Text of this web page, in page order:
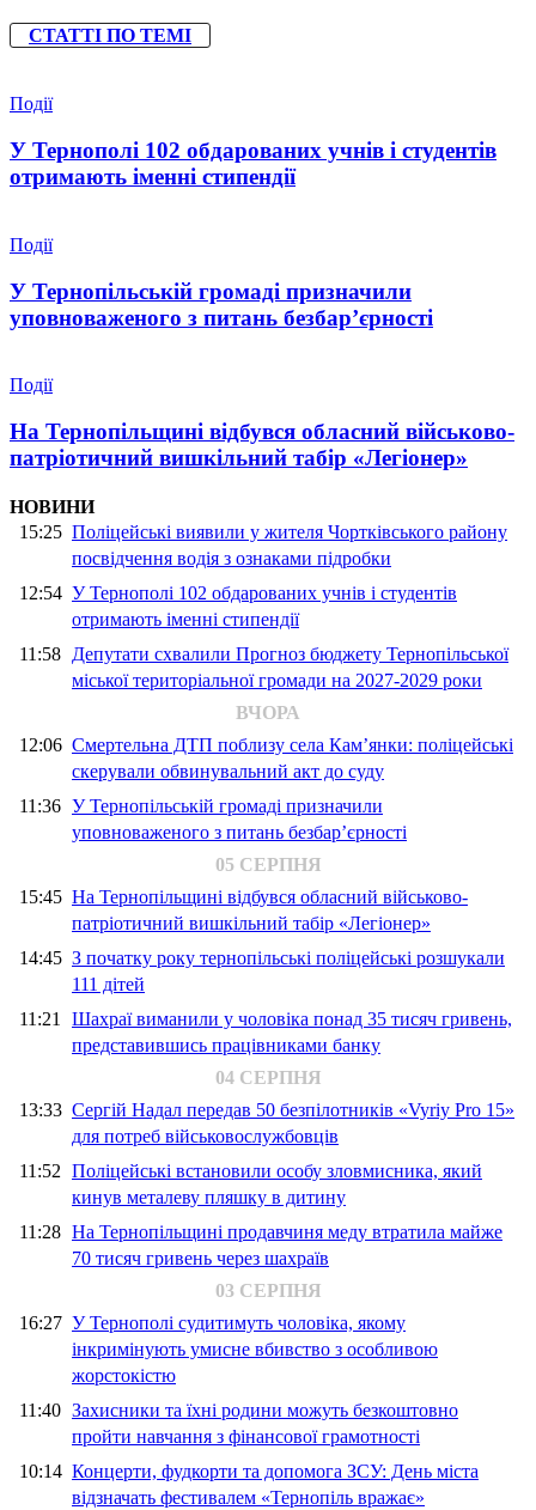
СТАТТІ ПО ТЕМІ
Події
У Тернополі 102 обдарованих учнів і студентів
отримають іменні стипендії
Події
У Тернопільській громаді призначили
уповноваженого з питань безбар’єрності
Події
На Тернопільщині відбувся обласний військово-
патріотичний вишкільний табір «Легіонер»
НОВИНИ
15:25 Поліцейські виявили у жителя Чортківського району
посвідчення водія з ознаками підробки
12:54 У Тернополі 102 обдарованих учнів і студентів
отримають іменні стипендії
11:58 Депутати схвалили Прогноз бюджету Тернопільської
міської територіальної громади на 2027-2029 роки
ВЧОРА
12:06 Смертельна ДТП поблизу села Кам’янки: поліцейські
скерували обвинувальний акт до суду
11:36 У Тернопільській громаді призначили
уповноваженого з питань безбар’єрності
05 СЕРПНЯ
15:45 На Тернопільщині відбувся обласний військово-
патріотичний вишкільний табір «Легіонер»
14:45 З початку року тернопільські поліцейські розшукали
111 дітей
11:21 Шахраї виманили у чоловіка понад 35 тисяч гривень,
представившись працівниками банку
04 СЕРПНЯ
13:33 Сергій Надал передав 50 безпілотників «Vyriy Pro 15»
для потреб військовослужбовців
11:52 Поліцейські встановили особу зловмисника, який
кинув металеву пляшку в дитину
11:28 На Тернопільщині продавчиня меду втратила майже
70 тисяч гривень через шахраїв
03 СЕРПНЯ
16:27 У Тернополі судитимуть чоловіка, якому
інкримінують умисне вбивство з особливою
жорстокістю
11:40 Захисники та їхні родини можуть безкоштовно
пройти навчання з фінансової грамотності
10:14 Концерти, фудкорти та допомога ЗСУ: День міста
відзначать фестивалем «Тернопіль вражає»